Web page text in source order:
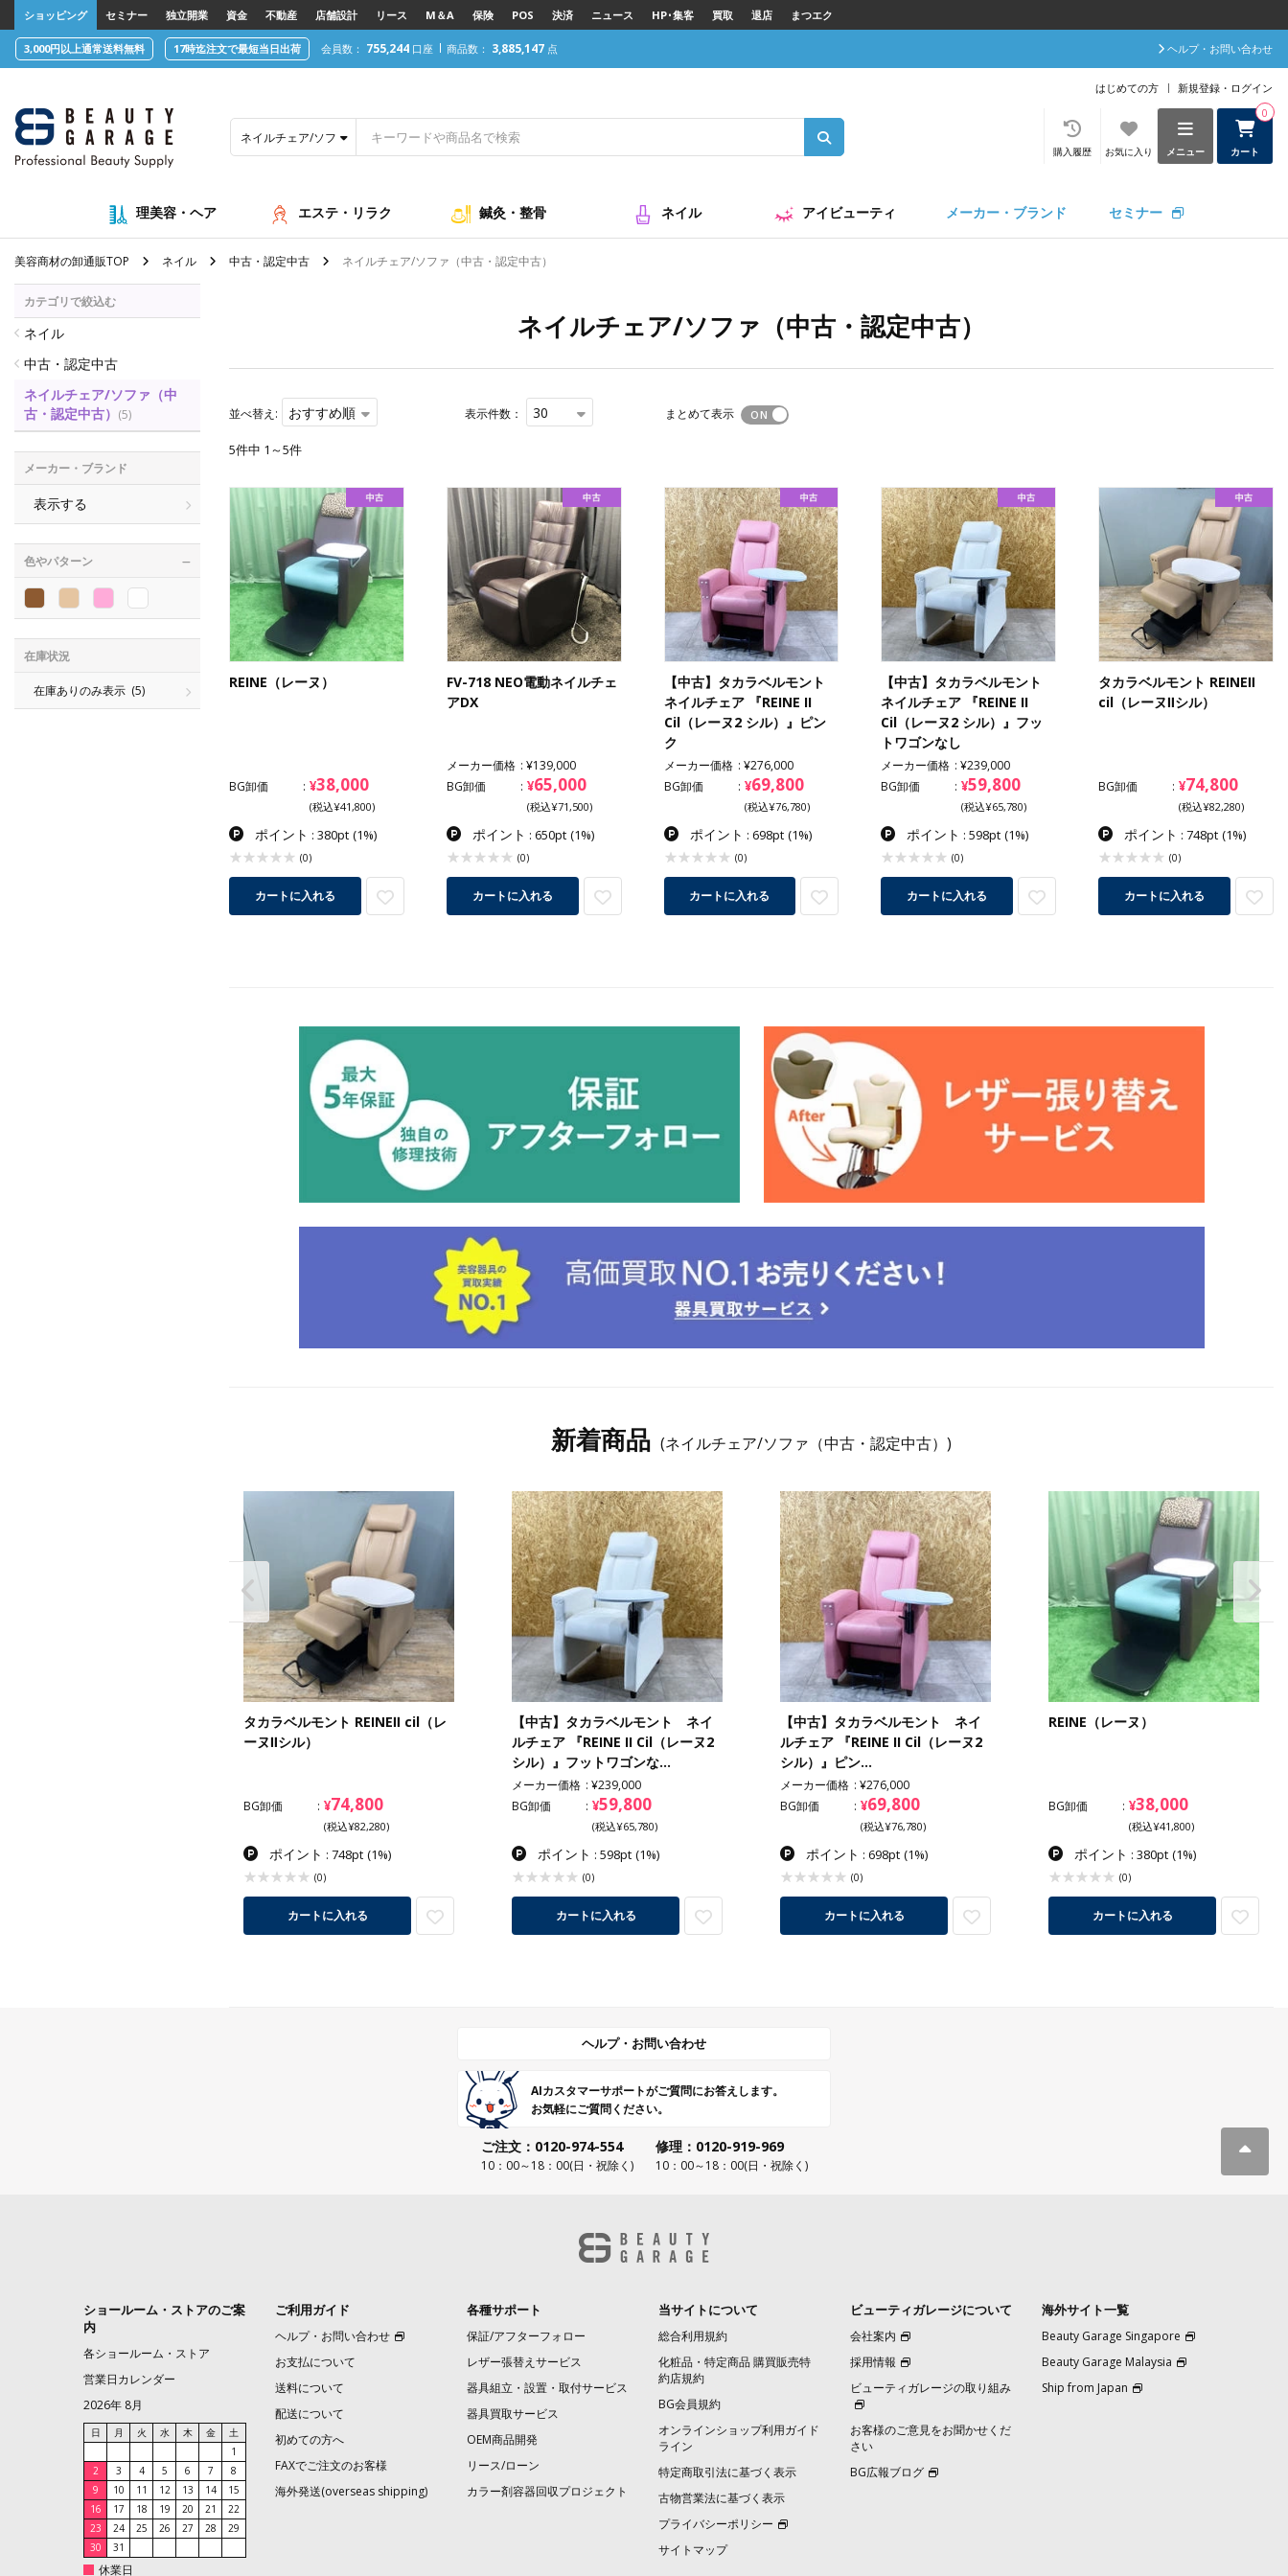
text.skipToContent
text.skipToNavigation
ショッピング セミナー 独立開業 資金 不動産 店舗設計 リース M＆A 保険 POS 決済 ニュース HP･集客 買取 退店 まつエク
3,000円以上通常送料無料 17時迄注文で最短当日出荷 会員数： 755,244 口座 商品数： 3,885,147 点 ヘルプ・お問い合わせ
はじめての方 新規登録・ログイン
カート
0
メニュー
お気に入り
購入履歴
ネイルチェア/ソファ（中古・認定中古）
理美容・ヘア エステ・リラク 鍼灸・整骨 ネイル アイビューティ メーカー・ブランド セミナー
美容商材の卸通販TOP ネイル 中古・認定中古 ネイルチェア/ソファ（中古・認定中古）
カテゴリで絞込む
ネイル
中古・認定中古
ネイルチェア/ソファ（中
古・認定中古） (5)
メーカー・ブランド
表示する
色やパターン
在庫状況
在庫ありのみ表示 (5)
ネイルチェア/ソファ（中古・認定中古）
並べ替え: おすすめ順 表示件数： 30 まとめて表示
5件中 1～5件
REINE（レーヌ）
BG卸価 ¥38,000
(税込¥41,800)
ポイント : 380pt (1%)
(0)
カートに入れる
FV-718 NEO電動ネイルチェ
アDX
メーカー価格
¥139,000
BG卸価
¥65,000
(税込¥71,500)
ポイント : 650pt (1%)
(0)
カートに入れる
【中古】タカラベルモント
ネイルチェア 『REINE II
Cil（レーヌ2 シル）』ピン
ク
メーカー価格
¥276,000
BG卸価
¥69,800
(税込¥76,780)
ポイント : 698pt (1%)
(0)
カートに入れる
【中古】タカラベルモント
ネイルチェア 『REINE II
Cil（レーヌ2 シル）』フッ
トワゴンなし
メーカー価格
¥239,000
BG卸価
¥59,800
(税込¥65,780)
ポイント : 598pt (1%)
(0)
カートに入れる
タカラベルモント REINEⅡ
cil（レーヌⅡシル）
BG卸価 ¥74,800
(税込¥82,280)
ポイント : 748pt (1%)
(0)
カートに入れる
新着商品 (ネイルチェア/ソファ（中古・認定中古）)
タカラベルモント REINEⅡ cil（レ
ーヌⅡシル）
BG卸価 ¥74,800
(税込¥82,280)
ポイント : 748pt (1%)
(0)
カートに入れる
【中古】タカラベルモント ネイ
ルチェア 『REINE II Cil（レーヌ2
シル）』フットワゴンな…
メーカー価格
¥239,000
BG卸価
¥59,800
(税込¥65,780)
ポイント : 598pt (1%)
(0)
カートに入れる
【中古】タカラベルモント ネイ
ルチェア 『REINE II Cil（レーヌ2
シル）』ピン…
メーカー価格
¥276,000
BG卸価
¥69,800
(税込¥76,780)
ポイント : 698pt (1%)
(0)
カートに入れる
REINE（レーヌ）
BG卸価 ¥38,000
(税込¥41,800)
ポイント : 380pt (1%)
(0)
カートに入れる
ヘルプ・お問い合わせ
AIカスタマーサポートがご質問にお答えします。
お気軽にご質問ください。
ご注文：0120-974-554
10：00～18：00(日・祝除く)
修理：0120-919-969
10：00～18：00(日・祝除く)
ショールーム・ストアのご案
内
各ショールーム・ストア
営業日カレンダー
2026年 8月
日 月 火 水 木 金
土
1
2
3 4 5 6 7
8
9
10 11 12 13 14
15
16
17 18 19 20 21
22
23
24 25 26 27 28
29
30
31
休業日
ご利用ガイド
ヘルプ・お問い合わせ
お支払について
送料について
配送について
初めての方へ
FAXでご注文のお客様
海外発送(overseas shipping)
各種サポート
保証/アフターフォロー
レザー張替えサービス
器具組立・設置・取付サービス
器具買取サービス
OEM商品開発
リース/ローン
カラー剤容器回収プロジェクト
当サイトについて
総合利用規約
化粧品・特定商品 購買販売特
約店規約
BG会員規約
オンラインショップ利用ガイド
ライン
特定商取引法に基づく表示
古物営業法に基づく表示
プライバシーポリシー
サイトマップ
ビューティガレージについて
会社案内
採用情報
ビューティガレージの取り組み
お客様のご意見をお聞かせくだ
さい
BG広報ブログ
海外サイト一覧
Beauty Garage Singapore
Beauty Garage Malaysia
Ship from Japan